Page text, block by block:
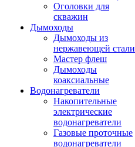
Оголовки для
скважин
Дымоходы
Дымоходы из
нержавеющей стали
Мастер флеш
Дымоходы
коаксиальные
Водонагреватели
Накопительные
электрические
водонагреватели
Газовые проточные
водонагреватели